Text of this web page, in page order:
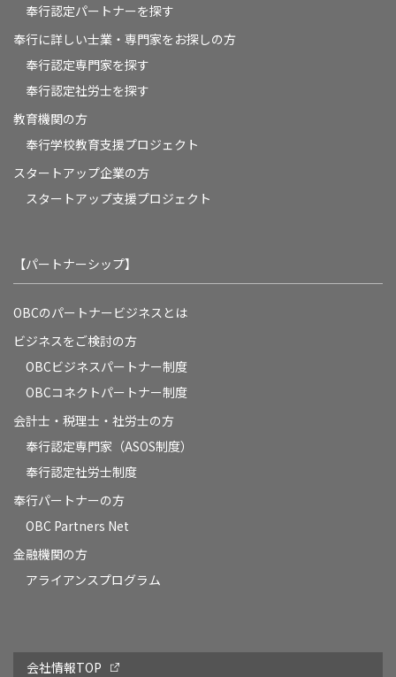
奉行認定パートナーを探す
奉行に詳しい士業・専門家をお探しの方
奉行認定専門家を探す
奉行認定社労士を探す
教育機関の方
奉⾏学校教育⽀援プロジェクト
スタートアップ企業の方
スタートアップ支援プロジェクト
【パートナーシップ】
OBCのパートナービジネスとは
ビジネスをご検討の方
OBCビジネスパートナー制度
OBCコネクトパートナー制度
会計士・税理士・社労士の方
奉行認定専門家（ASOS制度）
奉行認定社労士制度
奉行パートナーの方
OBC Partners Net
金融機関の方
アライアンスプログラム
会社情報TOP